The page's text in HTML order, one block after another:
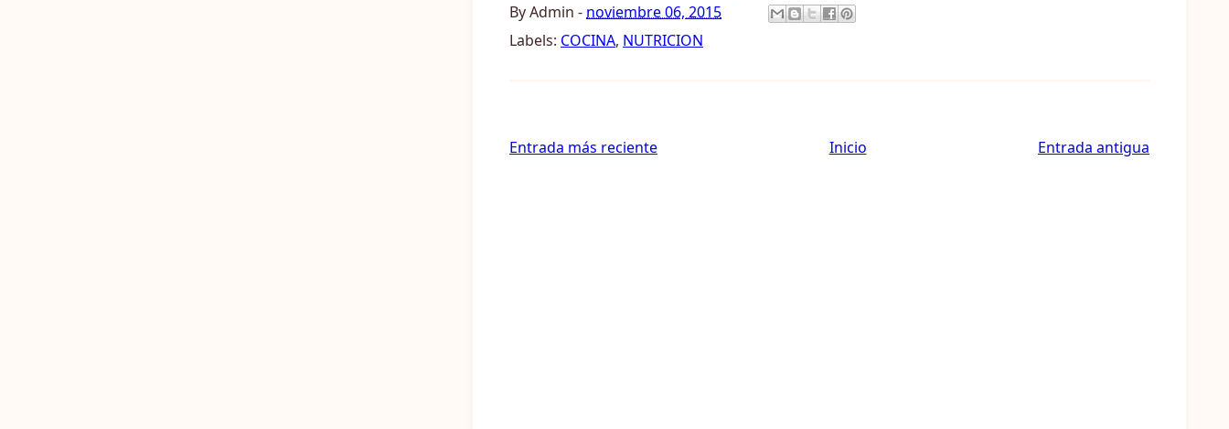
ByAdmin - noviembre 06, 2015
Labels: COCINA, NUTRICION
Entrada más reciente Entrada antigua
Inicio